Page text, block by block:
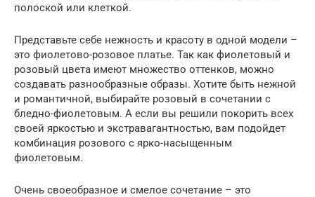
полоской или клеткой.
Представьте себе нежность и красоту в одной модели –
это фиолетово-розовое платье. Так как фиолетовый и
розовый цвета имеют множество оттенков, можно
создавать разнообразные образы. Хотите быть нежной
и романтичной, выбирайте розовый в сочетании с
бледно-фиолетовым. А если вы решили покорить всех
своей яркостью и экстравагантностью, вам подойдет
комбинация розового с ярко-насыщенным
фиолетовым.
Очень своеобразное и смелое сочетание – это